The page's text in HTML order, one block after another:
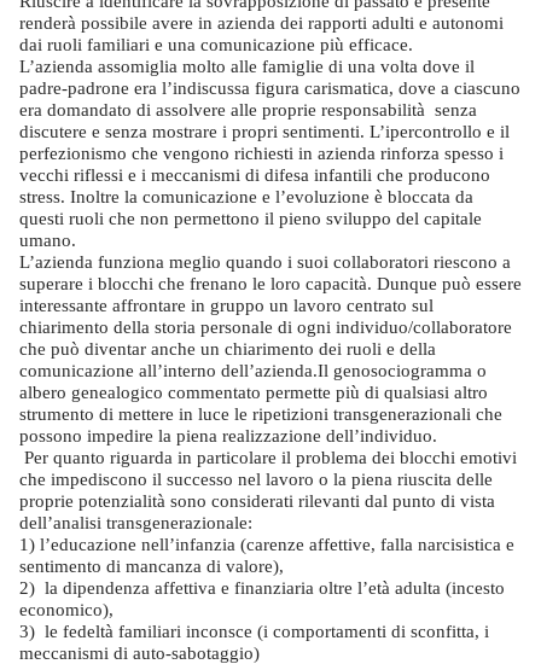
renderà possibile avere in azienda dei rapporti adulti e autonomi
dai ruoli familiari e una comunicazione più efficace.
L’azienda assomiglia molto alle famiglie di una volta dove il
padre-padrone era l’indiscussa figura carismatica, dove a ciascuno
era domandato di assolvere alle proprie responsabilità senza
discutere e senza mostrare i propri sentimenti. L’ipercontrollo e il
perfezionismo che vengono richiesti in azienda rinforza spesso i
vecchi riflessi e i meccanismi di difesa infantili che producono
stress. Inoltre la comunicazione e l’evoluzione è bloccata da
questi ruoli che non permettono il pieno sviluppo del capitale
umano.
L’azienda funziona meglio quando i suoi collaboratori riescono a
superare i blocchi che frenano le loro capacità. Dunque può essere
interessante affrontare in gruppo un lavoro centrato sul
chiarimento della storia personale di ogni individuo/collaboratore
che può diventar anche un chiarimento dei ruoli e della
comunicazione all’interno dell’azienda.Il genosociogramma o
albero genealogico commentato permette più di qualsiasi altro
strumento di mettere in luce le ripetizioni transgenerazionali che
possono impedire la piena realizzazione dell’individuo.
Per quanto riguarda in particolare il problema dei blocchi emotivi
che impediscono il successo nel lavoro o la piena riuscita delle
proprie potenzialità sono considerati rilevanti dal punto di vista
dell’analisi transgenerazionale:
1) l’educazione nell’infanzia (carenze affettive, falla narcisistica e
sentimento di mancanza di valore),
2) la dipendenza affettiva e finanziaria oltre l’età adulta (incesto
economico),
3) le fedeltà familiari inconsce (i comportamenti di sconfitta, i
meccanismi di auto-sabotaggio)